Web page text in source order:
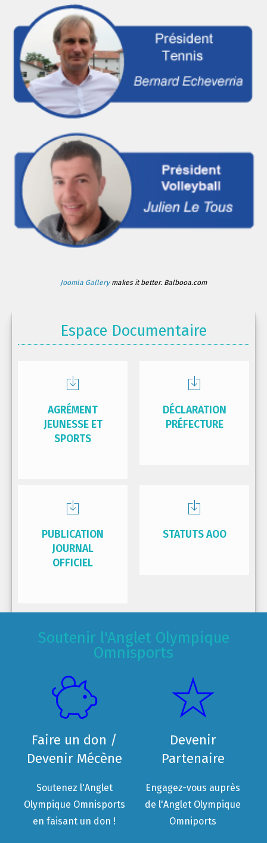
Joomla Gallerymakes it better. Balbooa.com
Espace Documentaire
AGRÉMENT
JEUNESSE ET
SPORTS
DÉCLARATION
PRÉFECTURE
PUBLICATION
JOURNAL
OFFICIEL
STATUTS AOO
Soutenir l'Anglet Olympique
Omnisports
Faire un don /
Devenir Mécène
Soutenez l'Anglet
Olympique Omnisports
en faisant un don !
Devenir
Partenaire
Engagez-vous auprès
de l'Anglet Olympique
Omniports